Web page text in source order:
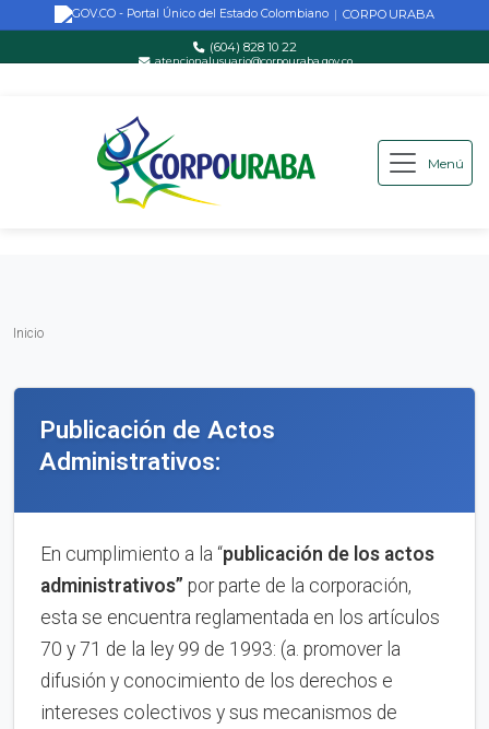
Saltar al contenido principal
| CORPOURABA
(604) 828 10 22
atencionalusuario@corpouraba.gov.co
Menú
Inicio
Publicación de Actos
Administrativos:
En cumplimiento a la “publicación de los actos
administrativos” por parte de la corporación,
esta se encuentra reglamentada en los artículos
70 y 71 de la ley 99 de 1993: (a. promover la
difusión y conocimiento de los derechos e
intereses colectivos y sus mecanismos de